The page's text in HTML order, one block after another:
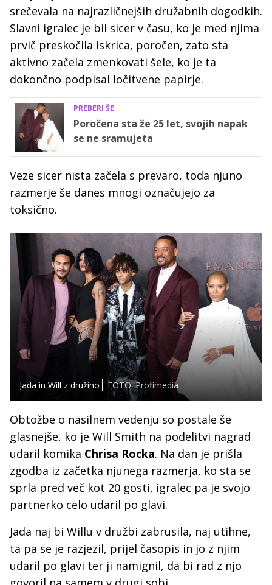
srečevala na najrazličnejših družabnih dogodkih.
Slavni igralec je bil sicer v času, ko je med njima
prvič preskočila iskrica, poročen, zato sta
aktivno začela zmenkovati šele, ko je ta
dokončno podpisal ločitvene papirje.
PREBERI ŠE
Poročena sta že 25 let, svojih napak
se ne sramujeta
Veze sicer nista začela s prevaro, toda njuno
razmerje še danes mnogi označujejo za
toksično.
Jada in Will z družino FOTO: Profimedia
Obtožbe o nasilnem vedenju so postale še
glasnejše, ko je Will Smith na podelitvi nagrad
udaril komika Chrisa Rocka. Na dan je prišla
zgodba iz začetka njunega razmerja, ko sta se
sprla pred več kot 20 gosti, igralec pa je svojo
partnerko celo udaril po glavi.
Jada naj bi Willu v družbi zabrusila, naj utihne,
ta pa se je razjezil, prijel časopis in jo z njim
udaril po glavi ter ji namignil, da bi rad z njo